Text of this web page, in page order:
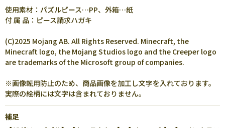
使用素材：パズルピース…PP、外箱…紙
付 属 品：ピース請求ハガキ
(C)2025 Mojang AB. All Rights Reserved. Minecraft, the
Minecraft logo, the Mojang Studios logo and the Creeper logo
are trademarks of the Microsoft group of companies.
※画像転用防止のため、商品画像を加工し文字を入れております。
実際の絵柄には文字は含まれておりません。
補足